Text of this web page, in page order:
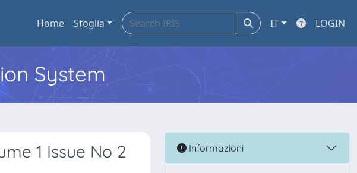
Home Sfoglia IT LOGIN
System
1 Issue No 2 Informazioni